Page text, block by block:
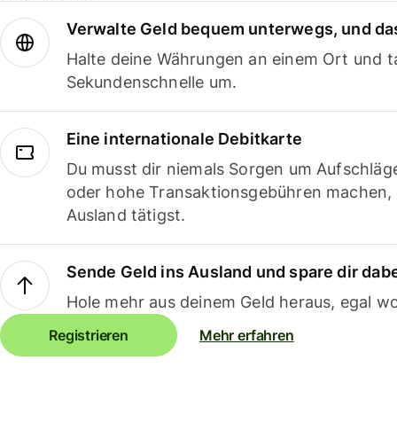
Verwalte Geld bequem unterwegs, und
Halte deine Währungen an einem Ort und
Sekundenschnelle um.
Eine internationale Debitkarte
Du musst dir niemals Sorgen um
oder hohe Transaktionsgebühren
Ausland tätigst.
Sende Geld ins Ausland und spare dir
Hole mehr aus deinem Geld heraus, egal
Registrieren Mehr erfahren